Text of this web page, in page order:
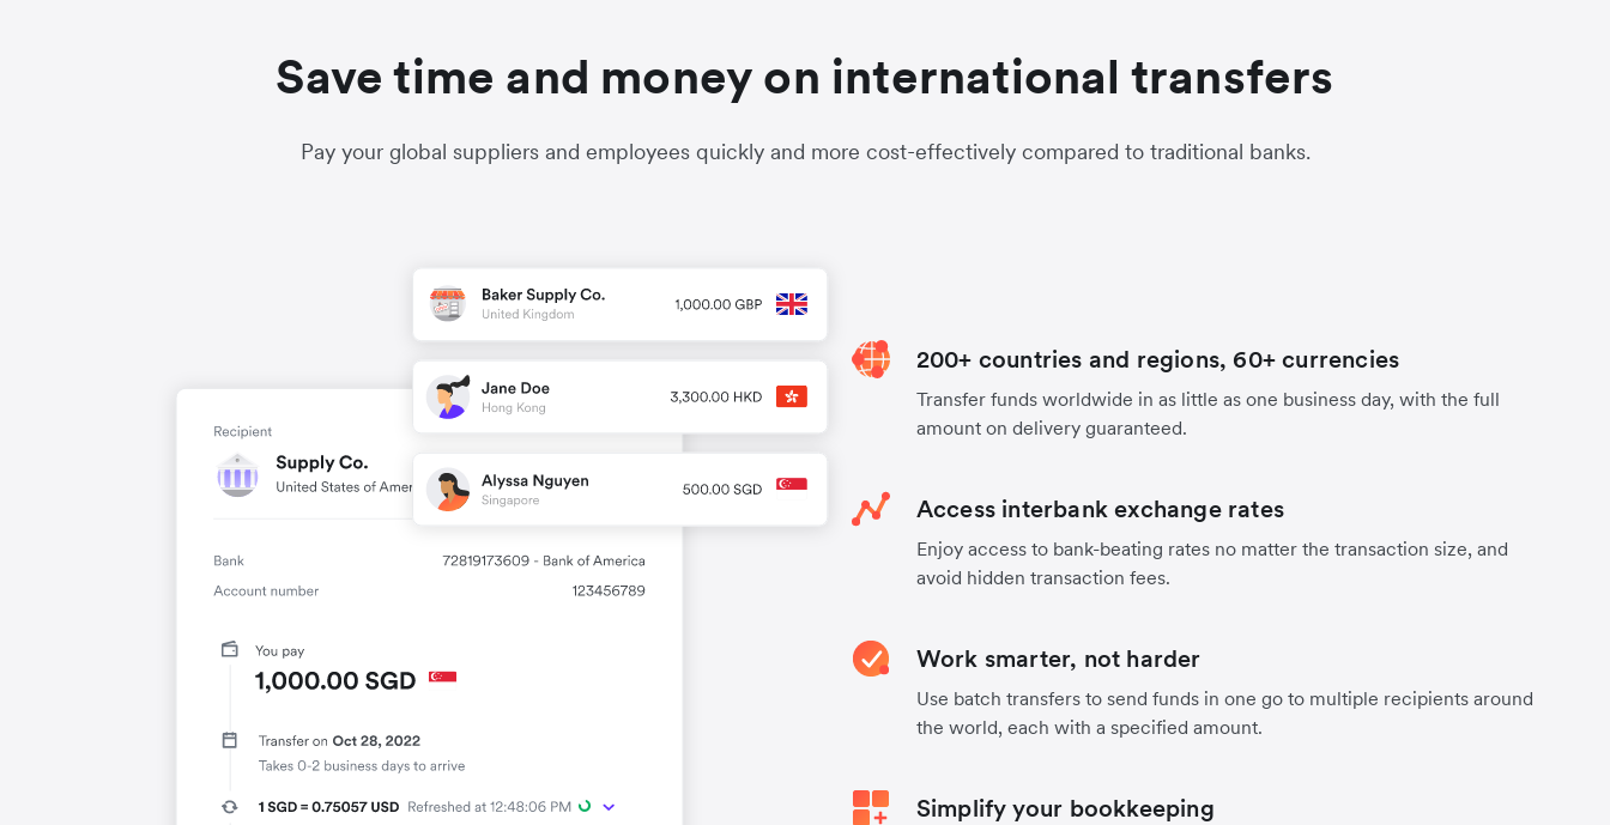
Save time and money on international transfers
Pay your global suppliers and employees quickly and more cost-effectively compared to traditional banks.
200+ countries and regions, 60+ currencies
Transfer funds worldwide in as little as one business day, with the full
amount on delivery guaranteed.
Access interbank exchange rates
Enjoy access to bank-beating rates no matter the transaction size, and
avoid hidden transaction fees.
Work smarter, not harder
Use batch transfers to send funds in one go to multiple recipients around
the world, each with a specified amount.
Simplify your bookkeeping